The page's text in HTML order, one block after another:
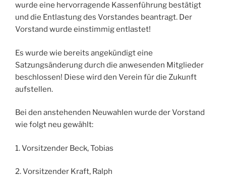
wurde eine hervorragende Kassenführung bestätigt
und die Entlastung des Vorstandes beantragt. Der
Vorstand wurde einstimmig entlastet!
Es wurde wie bereits angekündigt eine
Satzungsänderung durch die anwesenden Mitglieder
beschlossen! Diese wird den Verein für die Zukunft
aufstellen.
Bei den anstehenden Neuwahlen wurde der Vorstand
wie folgt neu gewählt:
1. Vorsitzender Beck, Tobias
2. Vorsitzender Kraft, Ralph